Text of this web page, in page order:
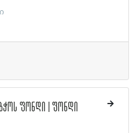
ფონდი | ფონდი